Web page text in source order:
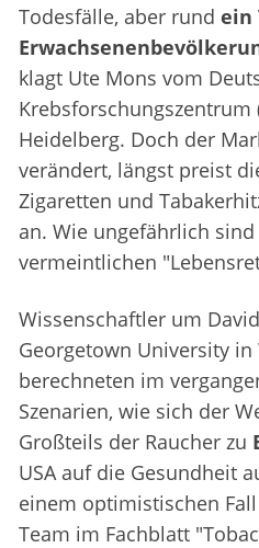
Todesfälle, aber rund ein
klagt Ute Mons vom
Krebsforschungszentrum
Heidelberg. Doch der
verändert, längst preist
Zigaretten und
an. Wie ungefährlich
vermeintlichen
Wissenschaftler um
Georgetown University
berechneten im
Szenarien, wie sich der
Großteils der Raucher zu
USA auf die Gesundheit
einem optimistischen
Team im Fachblatt